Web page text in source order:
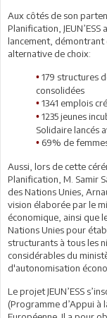
Aux côtés de son
Planification,
lancement, démontrant
alternative de choix:
• 179 structures
consolidées
• 1341 emplois
• 1235 jeunes
Solidaire lancés
• 69% de
Aussi, lors de cette
Planification, M. Samir
des Nations Unies,
vision élaborée par le
économique, ainsi que
Nations Unies pour
structurants à tous les
considérables du
d'autonomisation
Le projet JEUN’ESS
(Programme d’Appui à